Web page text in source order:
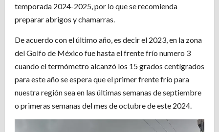
temporada 2024-2025, por lo que se recomienda
preparar abrigos y chamarras.
De acuerdo con el último año, es decir el 2023, en la zona
del Golfo de México fue hasta el frente frío numero 3
cuando el termómetro alcanzó los 15 grados centígrados
para este año se espera que el primer frente frío para
nuestra región sea en las últimas semanas de septiembre
o primeras semanas del mes de octubre de este 2024.